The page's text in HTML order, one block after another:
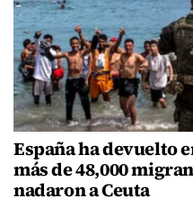
España ha devuelto
más de 48,000
nadaron a Ceuta